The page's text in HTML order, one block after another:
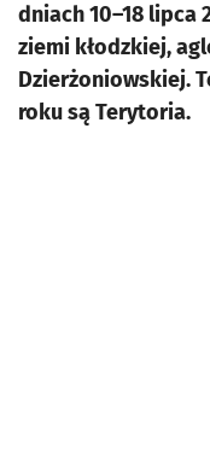
dniach 10–18 lipca
ziemi kłodzkiej,
Dzierżoniowskiej.
roku są Terytoria.